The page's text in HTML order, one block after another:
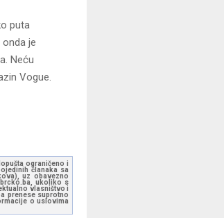
puta
je
Neću
Vogue.
ograničeno i
članaka sa
uz obavezno
ukoliko s
vlasništvo i
prenese suprotno
o uslovima